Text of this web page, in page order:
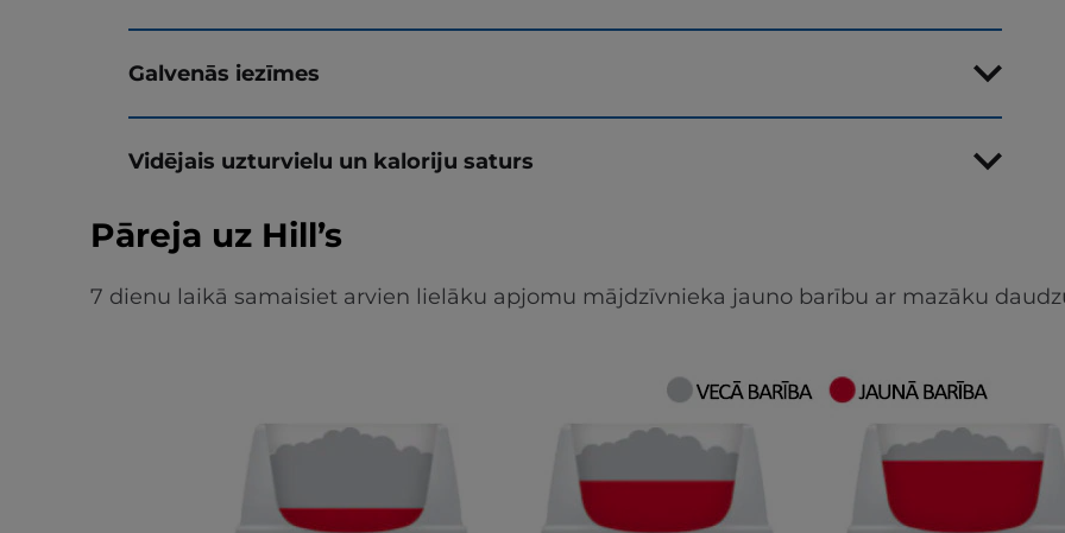
Galvenās iezīmes
Vidējais uzturvielu un kaloriju saturs
Pāreja uz Hill’s
7 dienu laikā samaisiet arvien lielāku apjomu mājdzīvnieka jauno barību ar mazāku